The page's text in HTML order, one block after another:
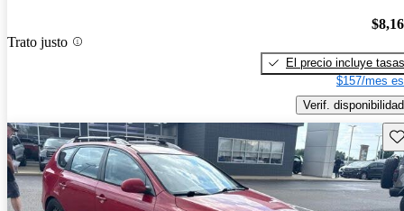
Trato justo
El precio incluye tasas
$157/mes
Verif. disponibilidad